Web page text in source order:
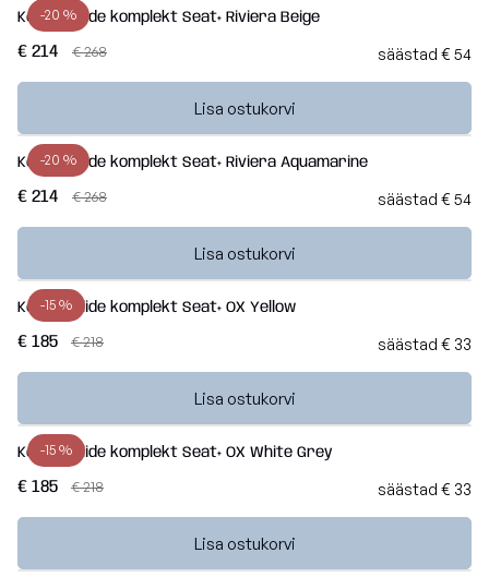
-20 %
Kott-toolide komplekt Seat+ Riviera Beige
€ 214 € 268 säästad € 54
Lisa ostukorvi
-20 %
Kott-toolide komplekt Seat+ Riviera Aquamarine
€ 214 € 268 säästad € 54
Lisa ostukorvi
-15 %
Kott-toolide komplekt Seat+ OX Yellow
€ 185 € 218 säästad € 33
Lisa ostukorvi
-15 %
Kott-toolide komplekt Seat+ OX White Grey
€ 185 € 218 säästad € 33
Lisa ostukorvi